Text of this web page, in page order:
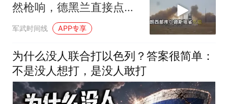
然枪响，德黑兰直接点名
以色列是幕后黑手
军武时间线 APP专享
为什么没人联合打以色列？答案很简单：
不是没人想打，是没人敢打